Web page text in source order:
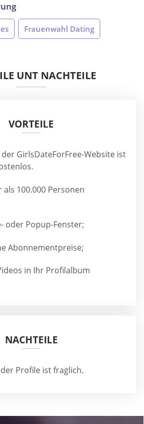
Frauenwahl Dating
UNT NACHTEILE
VORTEILE
GirlsDateForFree-Website ist
als 100.000 Personen
oder Popup-Fenster;
Abonnementpreise;
in Ihr Profilalbum
NACHTEILE
Profile ist fraglich.